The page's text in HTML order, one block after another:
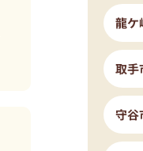
龍ケ
取手
守谷